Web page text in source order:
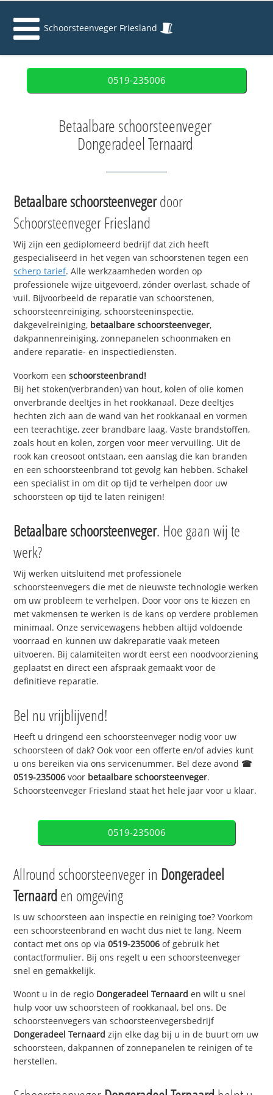
Schoorsteenveger Friesland
0519-235006
Betaalbare schoorsteenveger
Dongeradeel Ternaard
Betaalbare schoorsteenvegerdoor
Schoorsteenveger Friesland
Wij zijn een gediplomeerd bedrijf dat zich heeft
gespecialiseerd in het vegen van schoorstenen tegen een
scherp tarief. Alle werkzaamheden worden op
professionele wijze uitgevoerd, zónder overlast, schade of
vuil. Bijvoorbeeld de reparatie van schoorstenen,
schoorsteenreiniging, schoorsteeninspectie,
dakgevelreiniging, betaalbare schoorsteenveger,
dakpannenreiniging, zonnepanelen schoonmaken en
andere reparatie- en inspectiediensten.
Voorkom eenschoorsteenbrand!
Bij het stoken(verbranden) van hout, kolen of olie komen
onverbrande deeltjes in het rookkanaal. Deze deeltjes
hechten zich aan de wand van het rookkanaal en vormen
een teerachtige, zeer brandbare laag. Vaste brandstoffen,
zoals hout en kolen, zorgen voor meer vervuiling. Uit de
rook kan creosoot ontstaan, een aanslag die kan branden
en een schoorsteenbrand tot gevolg kan hebben. Schakel
een specialist in om dit op tijd te verhelpen door uw
schoorsteen op tijd te laten reinigen!
Betaalbare schoorsteenveger. Hoe gaan wij te
werk?
Wij werken uitsluitend met professionele
schoorsteenvegers die met de nieuwste technologie werken
om uw probleem te verhelpen. Door voor ons te kiezen en
met vakmensen te werken is de kans op verdere problemen
minimaal. Onze servicewagens hebben altijd voldoende
voorraad en kunnen uw dakreparatie vaak meteen
uitvoeren. Bij calamiteiten wordt eerst een noodvoorziening
geplaatst en direct een afspraak gemaakt voor de
definitieve reparatie.
Bel nu vrijblijvend!
Heeft u dringend een schoorsteenveger nodig voor uw
schoorsteen of dak? Ook voor een offerte en/of advies kunt
u ons bereiken via ons servicenummer. Bel deze avond ☎
0519-235006 voor betaalbare schoorsteenveger.
Schoorsteenveger Friesland staat het hele jaar voor u klaar.
0519-235006
Allround schoorsteenveger in Dongeradeel
Ternaarden omgeving
Is uw schoorsteen aan inspectie en reiniging toe? Voorkom
een schoorsteenbrand en wacht dus niet te lang. Neem
contact met ons op via0519-235006 of gebruik het
contactformulier. Bij ons regelt u een schoorsteenveger
snel en gemakkelijk.
Woont u in de regio Dongeradeel Ternaard en wilt u snel
hulp voor uw schoorsteen of rookkanaal, bel ons. De
schoorsteenvegers van schoorsteenvegersbedrijf
Dongeradeel Ternaard zijn elke dag bij u in de buurt om uw
schoorsteen, dakpannen of zonnepanelen te reinigen of te
herstellen.